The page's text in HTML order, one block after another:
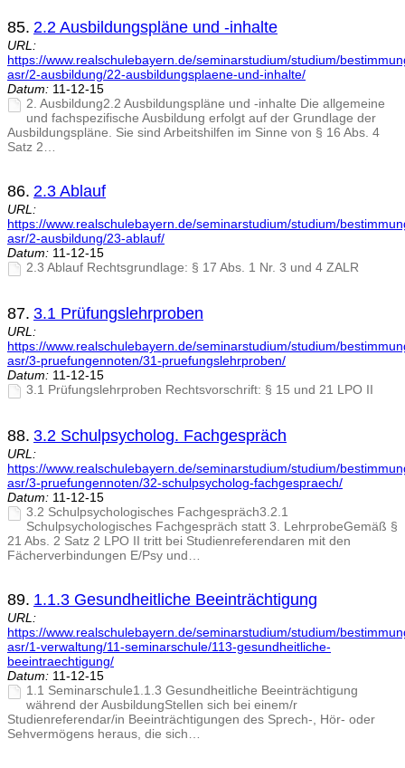
85. 2.2 Ausbildungspläne und -inhalte
URL:
https://www.realschulebayern.de/seminarstudium/studium/
asr/2-ausbildung/22-ausbildungsplaene-und-inhalte/
Datum: 11-12-15
2. Ausbildung2.2 Ausbildungspläne und -inhalte Die allgemeine
und fachspezifische Ausbildung erfolgt auf der Grundlage der
Ausbildungspläne. Sie sind Arbeitshilfen im Sinne von § 16 Abs. 4
Satz 2…
86. 2.3 Ablauf
URL:
https://www.realschulebayern.de/seminarstudium/studium/
asr/2-ausbildung/23-ablauf/
Datum: 11-12-15
2.3 Ablauf Rechtsgrundlage: § 17 Abs. 1 Nr. 3 und 4 ZALR
87. 3.1 Prüfungslehrproben
URL:
https://www.realschulebayern.de/seminarstudium/studium/
asr/3-pruefungennoten/31-pruefungslehrproben/
Datum: 11-12-15
3.1 Prüfungslehrproben Rechtsvorschrift: § 15 und 21 LPO II
88. 3.2 Schulpsycholog. Fachgespräch
URL:
https://www.realschulebayern.de/seminarstudium/studium/
asr/3-pruefungennoten/32-schulpsycholog-fachgespraech/
Datum: 11-12-15
3.2 Schulpsychologisches Fachgespräch3.2.1
Schulpsychologisches Fachgespräch statt 3. LehrprobeGemäß §
21 Abs. 2 Satz 2 LPO II tritt bei Studienreferendaren mit den
Fächerverbindungen E/Psy und…
89. 1.1.3 Gesundheitliche Beeinträchtigung
URL:
https://www.realschulebayern.de/seminarstudium/studium/
asr/1-verwaltung/11-seminarschule/113-gesundheitliche-
beeintraechtigung/
Datum: 11-12-15
1.1 Seminarschule1.1.3 Gesundheitliche Beeinträchtigung
während der AusbildungStellen sich bei einem/r
Studienreferendar/in Beeinträchtigungen des Sprech-, Hör- oder
Sehvermögens heraus, die sich…